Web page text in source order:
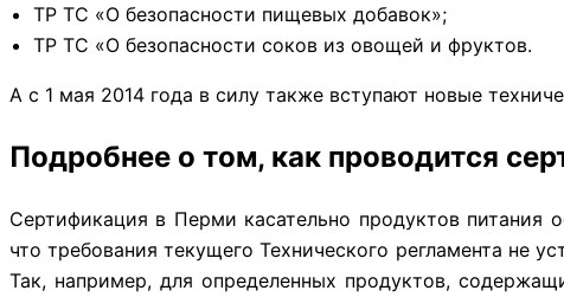
ТР ТС «О безопасности пищевых добавок»;
ТР ТС «О безопасности соков из овощей и фруктов.
А с 1 мая 2014 года в силу также вступают новые
Подробнее о том, как проводится
Сертификация в Перми касательно продуктов питания
что требования текущего Технического регламента не
Так, например, для определенных продуктов,